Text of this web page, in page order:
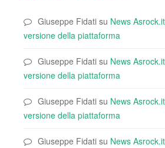
Giuseppe Fidati su News
versione della piattaforma
Giuseppe Fidati su News
versione della piattaforma
Giuseppe Fidati su News
versione della piattaforma
Giuseppe Fidati su News